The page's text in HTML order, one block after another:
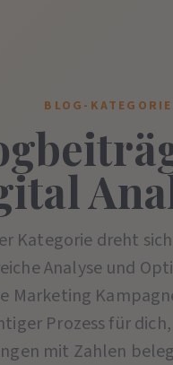
BLOG-KATEGORIE
Kategorie dreht
Analyse und
Marketing
Prozess für
mit Zahlen